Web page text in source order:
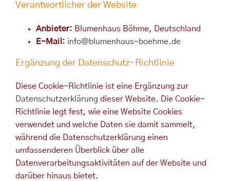
Verantwortlicher der Website
Anbieter: Blumenhaus Böhme, Deutschland
E-Mail: info@blumenhaus-boehme.de
Ergänzung der Datenschutz-Richtlinie
Diese Cookie-Richtlinie ist eine Ergänzung zur
Datenschutzerklärung dieser Website. Die Cookie-
Richtlinie legt fest, wie eine Website Cookies
verwendet und welche Daten sie damit sammelt,
während die Datenschutzerklärung einen
umfassenderen Überblick über alle
Datenverarbeitungsaktivitäten auf der Website und
darüber hinaus bietet.